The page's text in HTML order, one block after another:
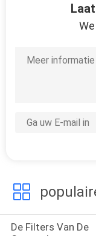
De Filters Van De